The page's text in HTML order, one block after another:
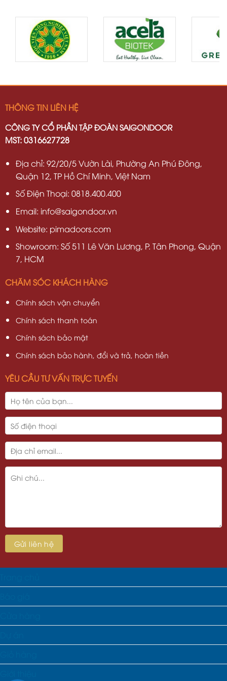
THÔNG TIN LIÊN HỆ
CÔNG TY CỔ PHẦN TẬP ĐOÀN SAIGONDOOR
MST: 0316627728
Địa chỉ: 92/20/5 Vườn Lài, Phường An Phú Đông,
Quận 12, TP Hồ Chí Minh, Việt Nam
Số Điện Thoại: 0818.400.400
Email: info@saigondoor.vn
Website: pimadoors.com
Showroom: Số 511 Lê Văn Lương, P. Tân Phong, Quận
7, HCM
CHĂM SÓC KHÁCH HÀNG
Chính sách vận chuyển
Chính sách thanh toán
Chính sách bảo mật
Chính sách bảo hành, đổi và trả, hoàn tiền
YÊU CẦU TƯ VẤN TRỰC TUYẾN